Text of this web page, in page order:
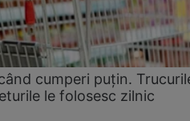
cumperi puțin.
le folosesc zilnic